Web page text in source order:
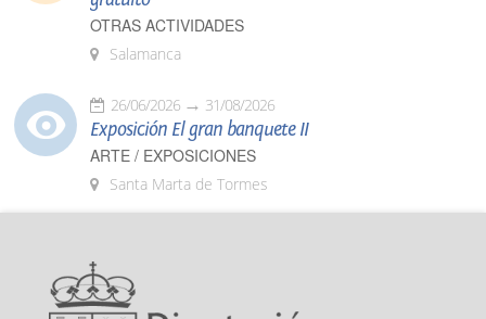
OTRAS ACTIVIDADES
Salamanca
26/06/2026 31/08/2026
Exposición El gran banquete II
ARTE / EXPOSICIONES
Santa Marta de Tormes